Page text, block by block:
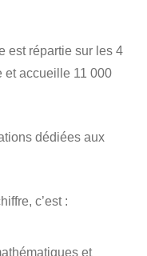
est répartie sur les 4
et accueille 11 000
dédiées aux
c’est :
et